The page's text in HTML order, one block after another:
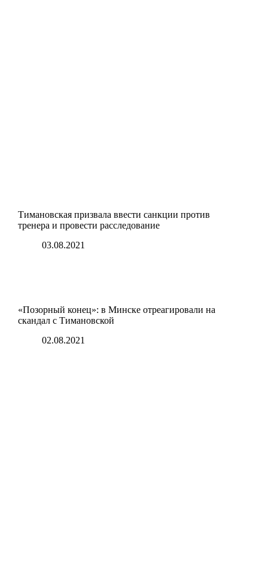
Тимановская призвала ввести санкции против
тренера и провести расследование
03.08.2021
«Позорный конец»: в Минске отреагировали на
скандал с Тимановской
02.08.2021